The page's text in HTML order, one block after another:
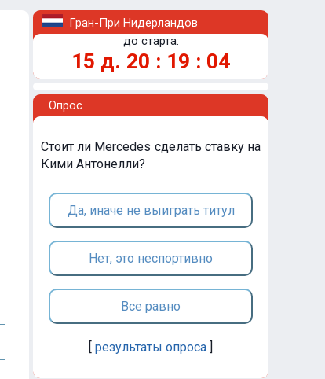
Гран-При Нидерландов
до старта:
15 д. 20 : 19 : 04
Опрос
Стоит ли Mercedes сделать ставку на
Кими Антонелли?
Да, иначе не выиграть титул
Нет, это неспортивно
Все равно
[ результаты опроса ]